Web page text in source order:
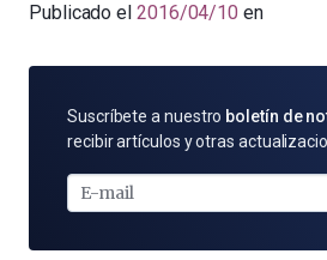
Publicado el 2016/04/10 en
SUSCRÍBETE
POR
MAIL
Suscríbete a nuestro boletín de
recibir artículos y otras